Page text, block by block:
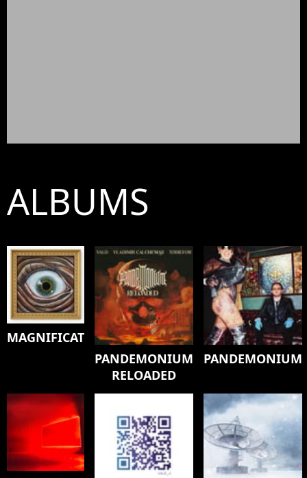
ALBUMS
MAGNIFICAT
PANDEMONIUM
RELOADED
PANDEMONIUM